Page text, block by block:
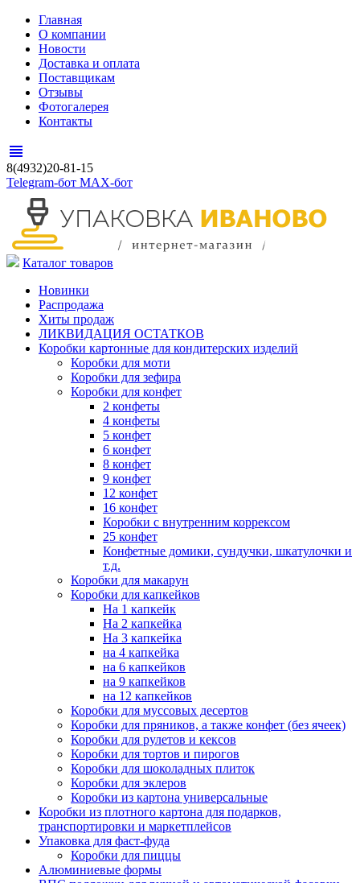
Главная
О компании
Новости
Доставка и оплата
Поставщикам
Отзывы
Фотогалерея
Контакты
view_headline
8(4932)20-81-15
Telegram-бот MAX-бот
Каталог товаров
Новинки
Распродажа
Хиты продаж
ЛИКВИДАЦИЯ ОСТАТКОВ
Коробки картонные для кондитерских изделий
Коробки для моти
Коробки для зефира
Коробки для конфет
2 конфеты
4 конфеты
5 конфет
6 конфет
8 конфет
9 конфет
12 конфет
16 конфет
Коробки с внутренним коррексом
25 конфет
Конфетные домики, сундучки, шкатулочки и
т.д.
Коробки для макарун
Коробки для капкейков
На 1 капкейк
На 2 капкейка
На 3 капкейка
на 4 капкейка
на 6 капкейков
на 9 капкейков
на 12 капкейков
Коробки для муссовых десертов
Коробки для пряников, а также конфет (без ячеек)
Коробки для рулетов и кексов
Коробки для тортов и пирогов
Коробки для шоколадных плиток
Коробки для эклеров
Коробки из картона универсальные
Коробки из плотного картона для подарков,
транспортировки и маркетплейсов
Упаковка для фаст-фуда
Коробки для пиццы
Алюминиевые формы